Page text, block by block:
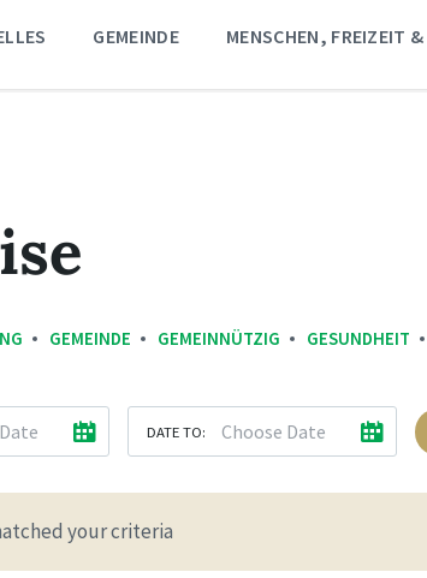
GEMEINDE MENSCHEN, FREIZEIT
GEMEINDE GEMEINNÜTZIG GESUNDHEIT
DATE TO:
your criteria